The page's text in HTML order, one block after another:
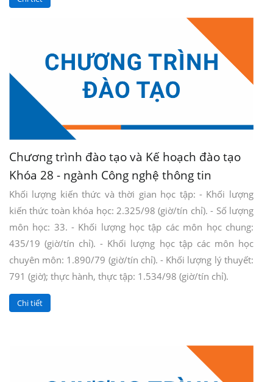
Chương trình đào tạo và Kế hoạch đào tạo
Khóa 28 - ngành Công nghệ thông tin
Khối lượng kiến thức và thời gian học tập: - Khối lượng
kiến thức toàn khóa học: 2.325/98 (giờ/tín chỉ). - Số lượng
môn học: 33. - Khối lượng học tập các môn học chung:
435/19 (giờ/tín chỉ). - Khối lượng học tập các môn học
chuyên môn: 1.890/79 (giờ/tín chỉ). - Khối lượng lý thuyết:
791 (giờ); thực hành, thực tập: 1.534/98 (giờ/tín chỉ).
Chi tiết